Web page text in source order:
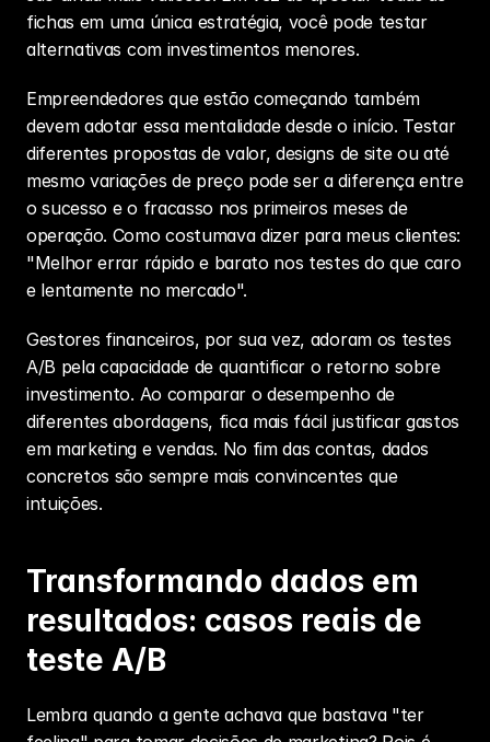
fichas em uma única estratégia, você pode testar
alternativas com investimentos menores.
Empreendedores que estão começando também
devem adotar essa mentalidade desde o início. Testar
diferentes propostas de valor, designs de site ou até
mesmo variações de preço pode ser a diferença entre
o sucesso e o fracasso nos primeiros meses de
operação. Como costumava dizer para meus clientes:
"Melhor errar rápido e barato nos testes do que caro
e lentamente no mercado".
Gestores financeiros, por sua vez, adoram os testes
A/B pela capacidade de quantificar o retorno sobre
investimento. Ao comparar o desempenho de
diferentes abordagens, fica mais fácil justificar gastos
em marketing e vendas. No fim das contas, dados
concretos são sempre mais convincentes que
intuições.
Transformando dados em
resultados: casos reais de
teste A/B
Lembra quando a gente achava que bastava "ter